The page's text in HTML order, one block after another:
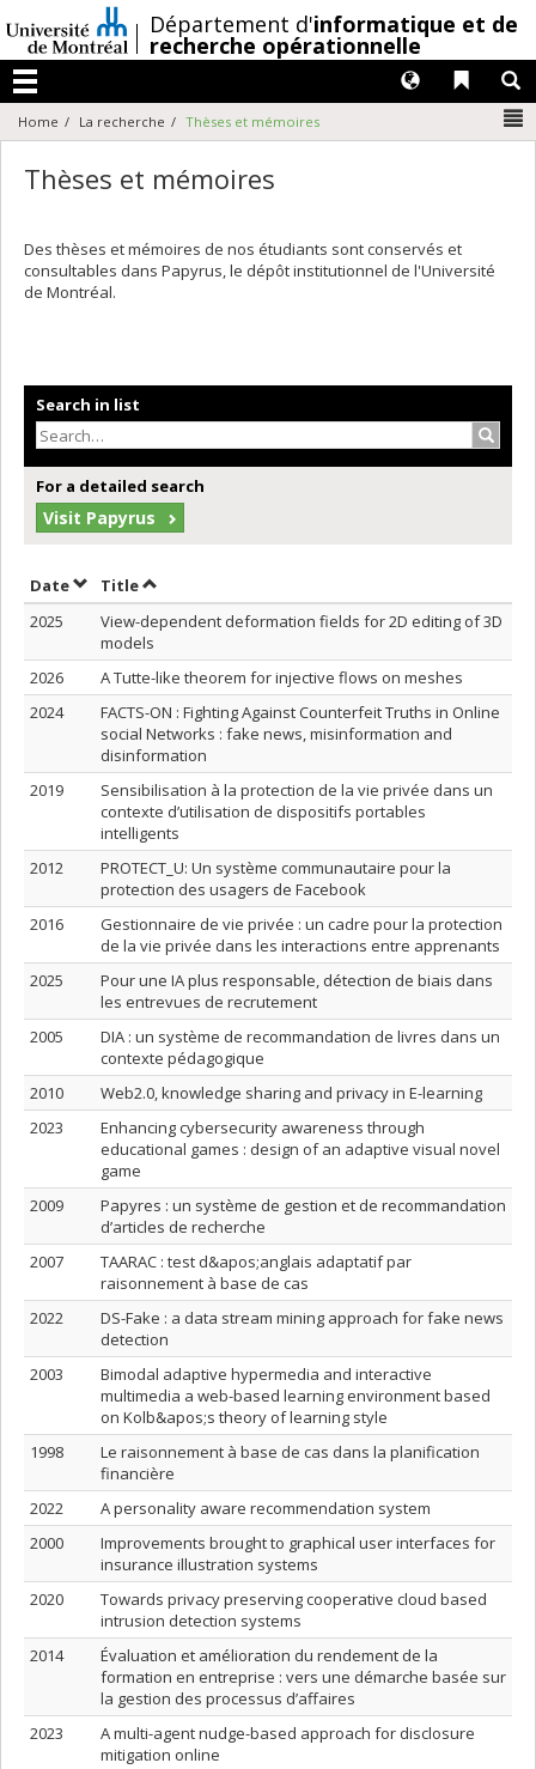
au
contenu
/Département d'informatique et de
recherche opérationnelle
Menu
Liens
Langues
Home La recherche Thèses et mémoires
Thèses et mémoires
Des thèses et mémoires de nos étudiants sont conservés et
consultables dans Papyrus, le dépôt institutionnel de l'Université
de Montréal.
Search in list
For a detailed search
Visit Papyrus
DateSort by date in ascending order
TitleSort by title in ascending order
2025
View-dependent deformation fields for 2D editing of 3D
models
2026
A Tutte-like theorem for injective flows on meshes
2024
FACTS-ON : Fighting Against Counterfeit Truths in Online
social Networks : fake news, misinformation and
disinformation
2019
Sensibilisation à la protection de la vie privée dans un
contexte d’utilisation de dispositifs portables
intelligents
2012
PROTECT_U: Un système communautaire pour la
protection des usagers de Facebook
2016
Gestionnaire de vie privée : un cadre pour la protection
de la vie privée dans les interactions entre apprenants
2025
Pour une IA plus responsable, détection de biais dans
les entrevues de recrutement
2005
DIA : un système de recommandation de livres dans un
contexte pédagogique
2010
Web2.0, knowledge sharing and privacy in E-learning
2023
Enhancing cybersecurity awareness through
educational games : design of an adaptive visual novel
game
2009
Papyres : un système de gestion et de recommandation
d’articles de recherche
2007
TAARAC : test d&apos;anglais adaptatif par
raisonnement à base de cas
2022
DS-Fake : a data stream mining approach for fake news
detection
2003
Bimodal adaptive hypermedia and interactive
multimedia a web-based learning environment based
on Kolb&apos;s theory of learning style
1998
Le raisonnement à base de cas dans la planification
financière
2022
A personality aware recommendation system
2000
Improvements brought to graphical user interfaces for
insurance illustration systems
2020
Towards privacy preserving cooperative cloud based
intrusion detection systems
2014
Évaluation et amélioration du rendement de la
formation en entreprise : vers une démarche basée sur
la gestion des processus d’affaires
2023
A multi-agent nudge-based approach for disclosure
mitigation online